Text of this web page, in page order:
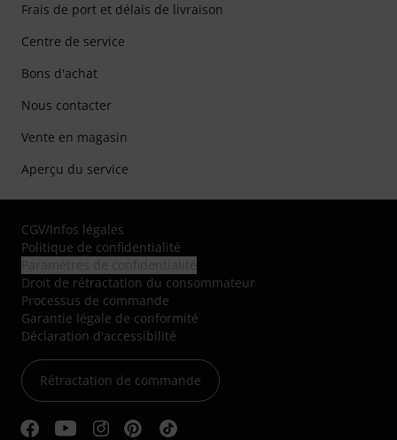
Frais de port et délais de livraison
Centre de service
Bons d'achat
Nous contacter
Vente en magasin
Aperçu du service
CGV/Infos légales
Politique de confidentialité
Droit de rétractation du consommateur
Processus de commande
Garantie légale de conformité
Déclaration d'accessibilité
Rétractation de commande